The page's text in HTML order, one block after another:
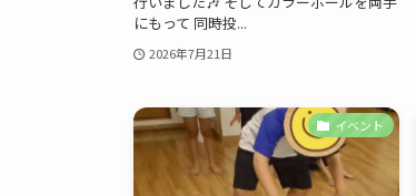
にもって 同時投...
2026年7月21日
イベント